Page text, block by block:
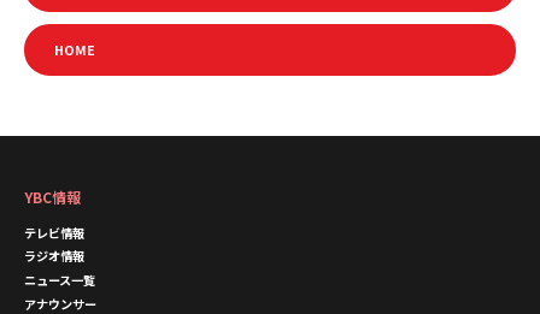
HOME
YBC情報
テレビ情報
ラジオ情報
ニュース一覧
アナウンサー